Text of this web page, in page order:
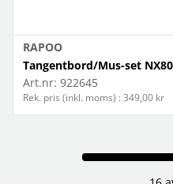
RAPOO
Tangentbord/Mus-set
Art.nr: 922645
Rek. pris (inkl. moms) : 349,00 kr